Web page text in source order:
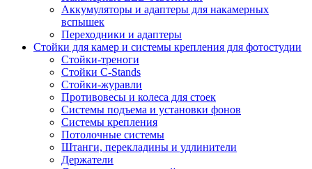
Аккумуляторы и адаптеры для накамерных
вспышек
Переходники и адаптеры
Стойки для камер и системы крепления для фотостудии
Стойки-треноги
Стойки C-Stands
Стойки-журавли
Противовесы и колеса для стоек
Системы подъема и установки фонов
Системы крепления
Потолочные системы
Штанги, перекладины и удлинители
Держатели